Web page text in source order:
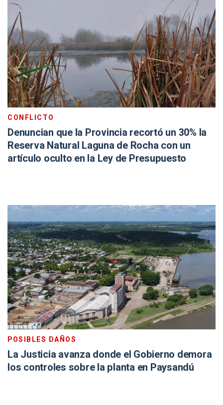
CONFLICTO
Denuncian que la Provincia recortó un 30% la
Reserva Natural Laguna de Rocha con un
artículo oculto en la Ley de Presupuesto
POSIBLES DAÑOS
La Justicia avanza donde el Gobierno demora
los controles sobre la planta en Paysandú